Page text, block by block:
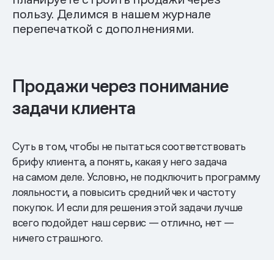
пользу. Делимся в нашем журнале
перепечаткой с дополнениями.
Продажи через понимание
задачи клиента
Суть в том, чтобы не пытаться соответствовать
брифу клиента, а понять, какая у него задача
на самом деле. Условно, не подключить программу
лояльности, а повысить средний чек и частоту
покупок. И если для решения этой задачи лучше
всего подойдет наш сервис — отлично, нет —
ничего страшного.